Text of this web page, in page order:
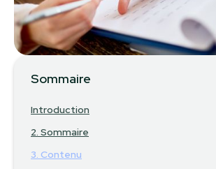
Sommaire
Introduction
2. Sommaire
3. Contenu